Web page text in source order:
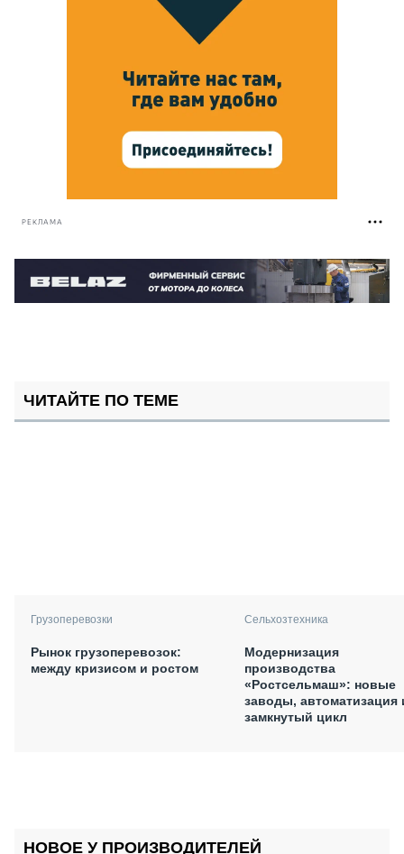
РЕКЛАМА
ЧИТАЙТЕ ПО ТЕМЕ
Грузоперевозки
Рынок грузоперевозок:
между кризисом и ростом
Сельхозтехника
Модернизация
производства
«Ростсельмаш»: новые
заводы, автоматизация
замкнутый цикл
НОВОЕ У ПРОИЗВОДИТЕЛЕЙ